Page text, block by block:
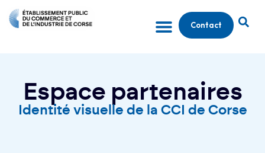
Contact
Espace partenaires
Identité visuelle de la CCI de Corse